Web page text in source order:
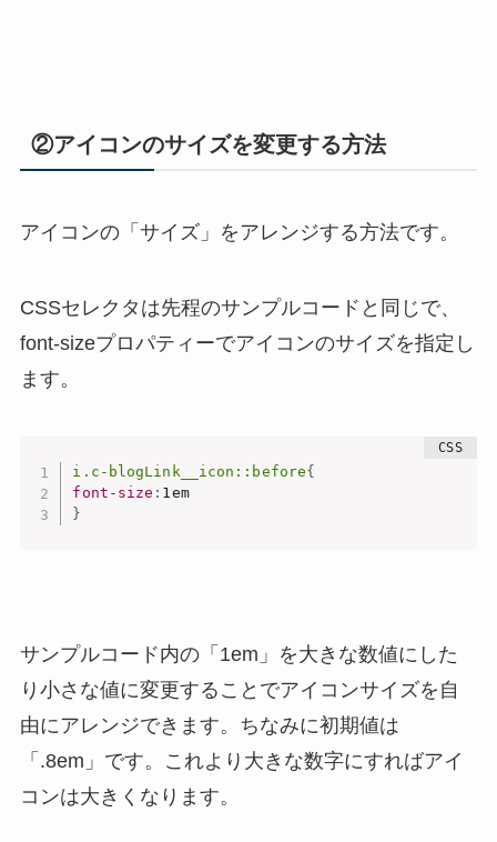
②アイコンのサイズを変更する方法
アイコンの「サイズ」をアレンジする方法です。
CSSセレクタは先程のサンプルコードと同じで、
font-sizeプロパティーでアイコンのサイズを指定し
ます。
i.c-blogLink__icon::before{
font-size :
1em
}
サンプルコード内の「1em」を大きな数値にした
り小さな値に変更することでアイコンサイズを自
由にアレンジできます。ちなみに初期値は
「.8em」です。これより大きな数字にすればアイ
コンは大きくなります。